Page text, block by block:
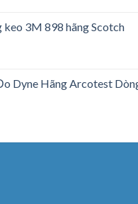
keo 3M 898 hãng Scotch
Dyne Hãng Arcotest